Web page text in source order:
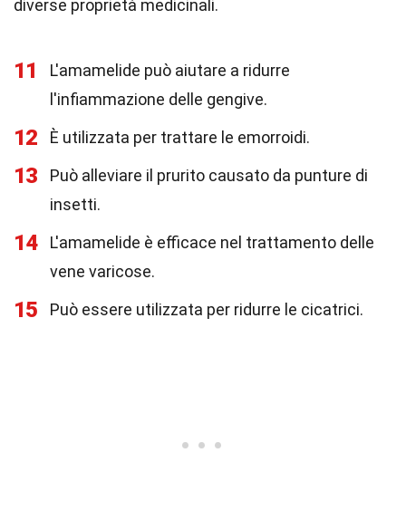
diverse proprietà medicinali.
11
L'amamelide può aiutare a ridurre
l'infiammazione delle gengive.
12 È utilizzata per trattare le emorroidi.
13
Può alleviare il prurito causato da punture di
insetti.
14
L'amamelide è efficace nel trattamento delle
vene varicose.
15 Può essere utilizzata per ridurre le cicatrici.